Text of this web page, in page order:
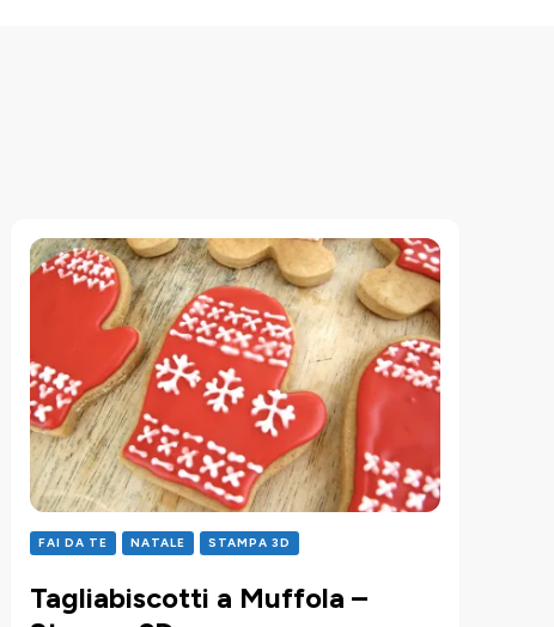
FAI DA TE NATALE STAMPA 3D
Tagliabiscotti a Muffola –